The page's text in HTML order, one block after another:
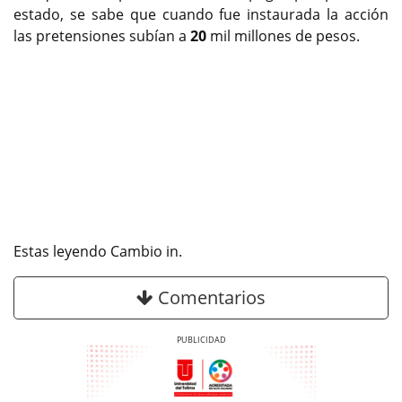
estado, se sabe que cuando fue instaurada la acción
las pretensiones subían a 20 mil millones de pesos.
Estas leyendo Cambio in.
Comentarios